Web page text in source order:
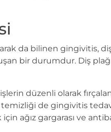
da bilinen gingivitis,
bir durumdur. Diş
düzenli olarak
de gingivitis
ağız gargarası ve